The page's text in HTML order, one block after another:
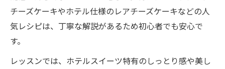
チーズケーキやホテル仕様のレアチーズケーキなどの人
気レシピは、丁寧な解説があるため初心者でも安心で
す。
レッスンでは、ホテルスイーツ特有のしっとり感や美し